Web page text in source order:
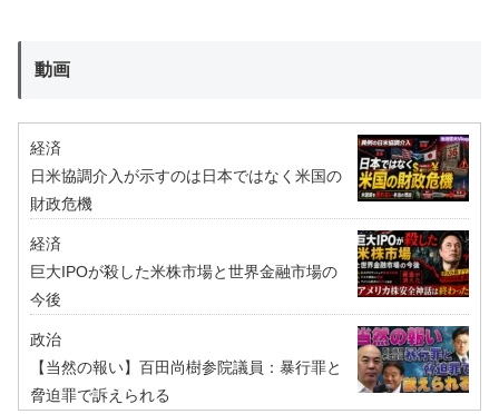
動画
経済
日米協調介入が示すのは日本ではなく米国の
財政危機
経済
巨大IPOが殺した米株市場と世界金融市場の
今後
政治
【当然の報い】百田尚樹参院議員：暴行罪と
脅迫罪で訴えられる